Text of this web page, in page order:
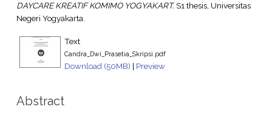
DAYCARE KREATIF KOMIMO YOGYAKART.S1 thesis, Universitas
Negeri Yogyakarta.
Text
Candra_Dwi_Prasetia_Skripsi.pdf
Download (50MB) | Preview
Abstract